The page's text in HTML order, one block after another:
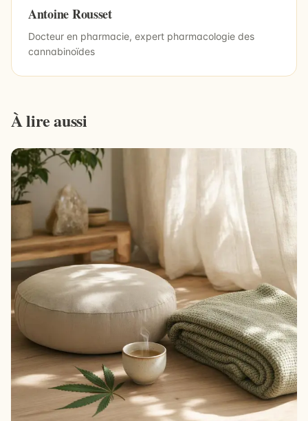
Antoine Rousset
Docteur en pharmacie, expert pharmacologie des
cannabinoïdes
À lire aussi